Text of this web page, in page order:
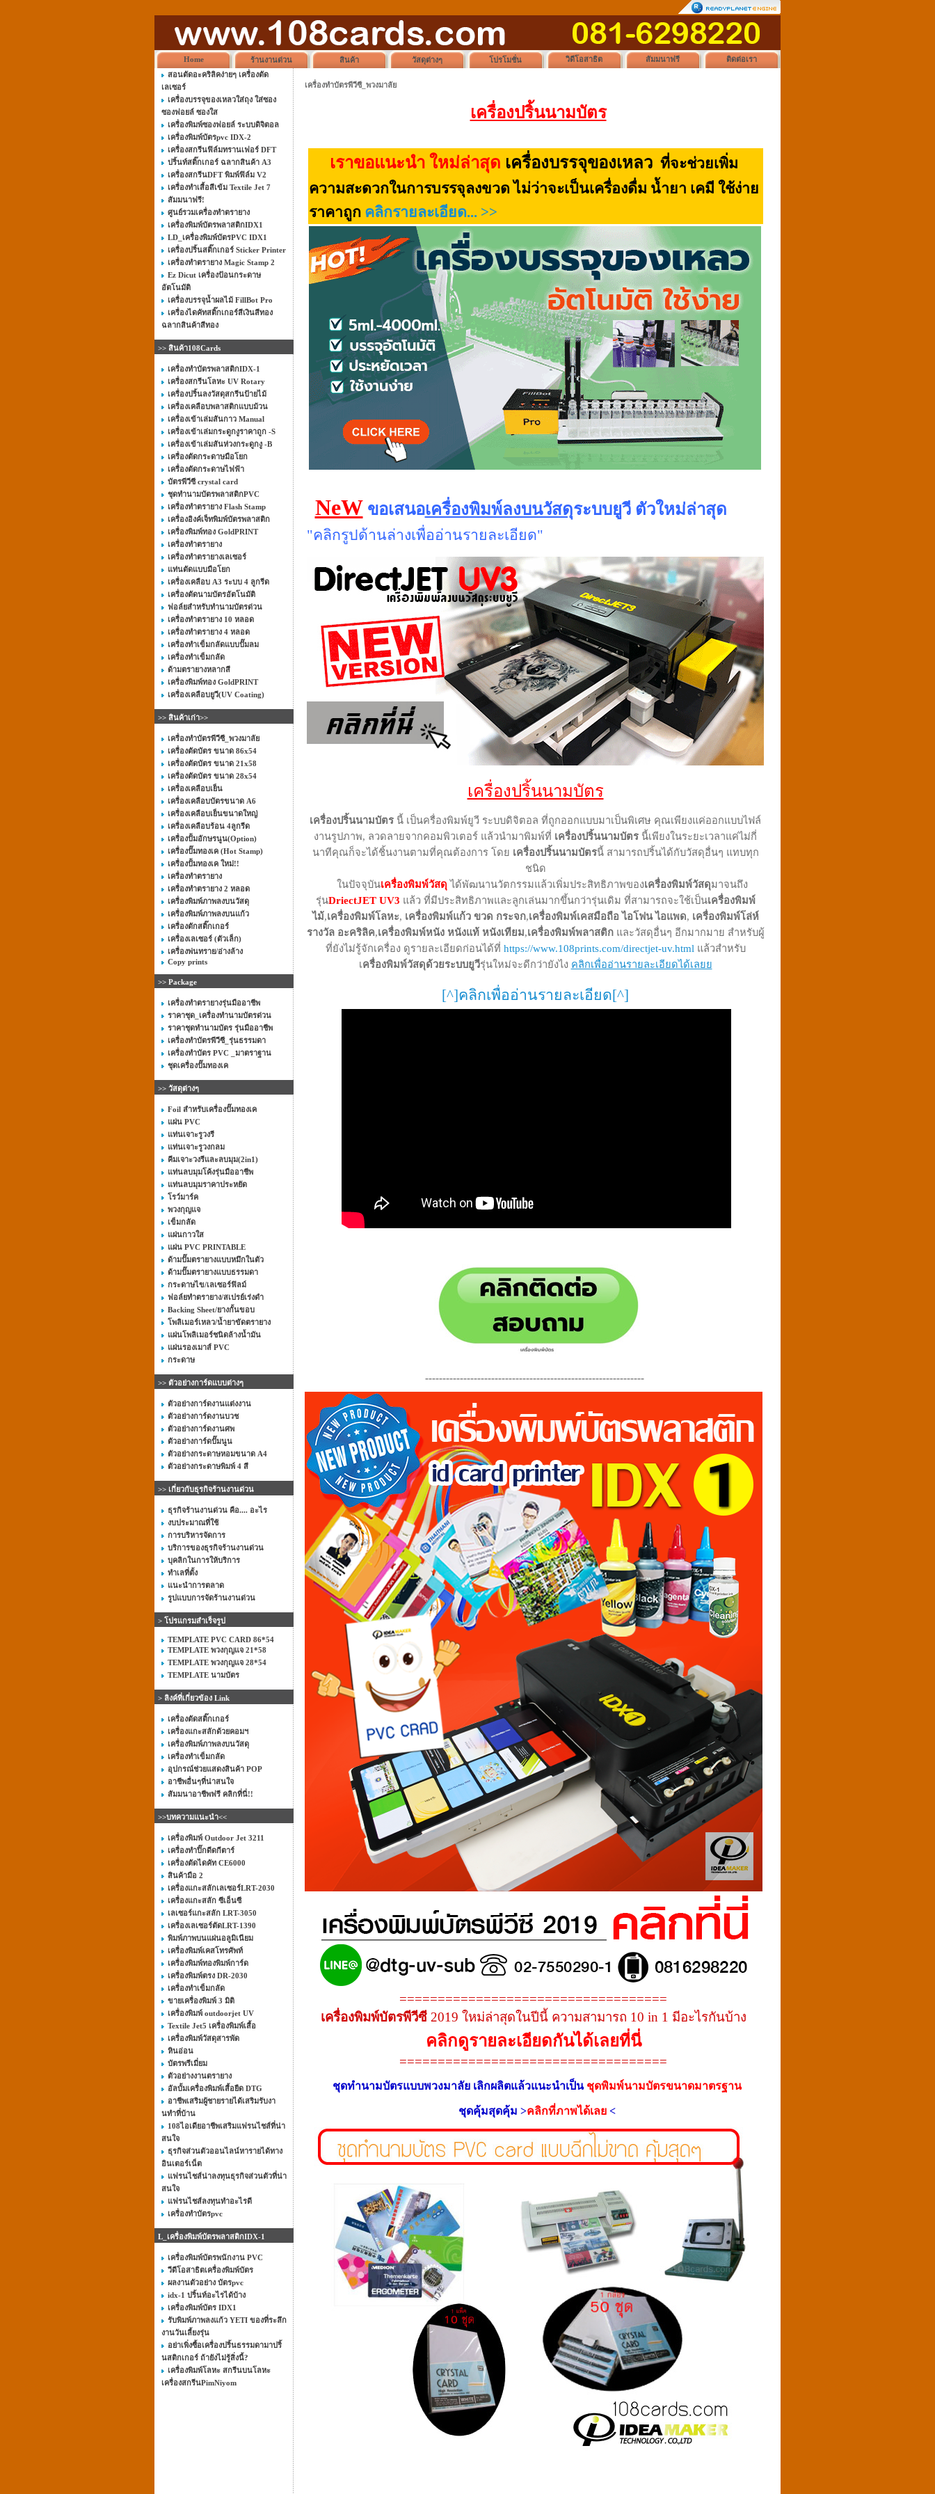
Home ร้านงานด่วน สินค้า วัสดุต่างๆ โปรโมชั่น วิดีโอสาธิต สัมมนาฟรี
ติดต่อเรา
สอนตัดอะคริลิคง่ายๆ เครื่องตัด
เลเซอร์
เครื่องบรรจุของเหลวใส่ถุง ใส่ซอง
ซองฟอยล์ ซองใส
เครื่องพิมพ์ซองฟอยล์ ระบบดิจิตอล
เครื่องพิมพ์บัตรpvc IDX-2
เครื่องสกรีนฟิล์มทรานเฟอร์ DFT
ปริ้นท์สติ๊กเกอร์ ฉลากสินค้า A3
เครื่องสกรีนDFT พิมพ์ฟิล์ม V2
เครื่องทำเสื้อสีเข้ม Textile Jet 7
สัมมนาฟรี!
ศูนย์รวมเครื่องทำตรายาง
เครื่องพิมพ์บัตรพลาสติกIDX1
LD_เครื่องพิมพ์บัตรPVC IDX1
เครื่องปริ้นสติ๊กเกอร์ Sticker Printer
เครื่องทำตรายาง Magic Stamp 2
Ez Dicut เครื่องป้อนกระดาษ
อัตโนมัติ
เครื่องบรรจุน้ำผลไม้ FillBot Pro
เครื่องไดคัทสติ๊กเกอร์สีเงินสีทอง
ฉลากสินค้าสีทอง
>> สินค้า108Cards
เครื่องทำบัตรพลาสติกIDX-1
เครื่องสกรีนโลหะ UV Rotary
เครื่องปริ้นลงวัสดุสกรีนป้ายไม้
เครื่องเคลือบพลาสติกแบบม้วน
เครื่องเข้าเล่มสันกาว Manual
เครื่องเข้าเล่มกระดูกงูราคาถูก -S
เครื่องเข้าเล่มสันห่วงกระดูกงู -B
เครื่องตัดกระดาษมือโยก
เครื่องตัดกระดาษไฟฟ้า
บัตรพีวีซี crystal card
ชุดทำนามบัตรพลาสติกPVC
เครื่องทำตรายาง Flash Stamp
เครื่องอิงค์เจ็ทพิมพ์บัตรพลาสติก
เครื่องพิมพ์ทอง GoldPRINT
เครื่องทำตรายาง
เครื่องทำตรายางเลเซอร์
แท่นตัดแบบมือโยก
เครื่องเคลือบ A3 ระบบ 4 ลูกรีด
เครื่องตัดนามบัตรอัตโนมัติ
ฟอล์ยสำหรับทำนามบัตรด่วน
เครื่องทำตรายาง 10 หลอด
เครื่องทำตรายาง 4 หลอด
เครื่องทำเข็มกลัดแบบปั๊มลม
เครื่องทำเข็มกลัด
ด้ามตรายางหลากสี
เครื่องพิมพ์ทอง GoldPRINT
เครื่องเคลือบยูวี(UV Coating)
>> สินค้าเก่า>>
เครื่องทำบัตรพีวีซี_พวงมาลัย
เครื่องตัดบัตร ขนาด 86x54
เครื่องตัดบัตร ขนาด 21x58
เครื่องตัดบัตร ขนาด 28x54
เครื่องเคลือบเย็น
เครื่องเคลือบบัตรขนาด A6
เครื่องเคลือบเย็นขนาดใหญ่
เครื่องเคลือบร้อน 4ลูกรีด
เครื่องปั้มอักษรนูน(Option)
เครื่องปั๊มทองเค (Hot Stamp)
เครื่องปั้มทองเค ใหม่!!
เครื่องทำตรายาง
เครื่องทำตรายาง 2 หลอด
เครื่องพิมพ์ภาพลงบนวัสดุ
เครื่องพิมพ์ภาพลงบนแก้ว
เครื่องตักสติ๊กเกอร์
เครื่องเลเซอร์ (ตัวเล็ก)
เครื่องพ่นทราย/อ่างล้าง
Copy prints
>> Package
เครื่องทำตรายางรุ่นมืออาชีพ
ราคาชุด_เครื่องทำนามบัตรด่วน
ราคาชุดทำนามบัตร รุ่นมืออาชีพ
เครื่องทำบัตรพีวีซี_รุ่นธรรมดา
เครื่องทำบัตร PVC _มาตราฐาน
ชุดเครื่องปั๊มทองเค
>> วัสดุต่างๆ
Foil สำหรับเครื่องปั๊มทองเค
แผ่น PVC
แท่นเจาะรูวงรี
แท่นเจาะรูวงกลม
คีมเจาะวงรีและลบมุม(2in1)
แท่นลบมุมโค้งรุ่นมืออาชีพ
แท่นลบมุมราคาประหยัด
โรว์มาร์ค
พวงกุญแจ
เข็มกลัด
แผ่นกาวใส
แผ่น PVC PRINTABLE
ด้ามปั๊มตรายางแบบหมึกในตัว
ด้ามปั๊มตรายางแบบธรรมดา
กระดาษไข/เลเซอร์ฟิลม์
ฟอล์ยทำตรายาง/สเปรย์เร่งดำ
Backing Sheet/ยางกั้นขอบ
โพลิเมอร์เหลว/น้ำยาขัดตรายาง
แผ่นโพลิเมอร์ชนิดล้างน้ำมัน
แผ่นรองเมาส์ PVC
กระดาษ
>> ตัวอย่างการ์ดแบบต่างๆ
ตัวอย่างการ์ดงานแต่งงาน
ตัวอย่างการ์ดงานบวช
ตัวอย่างการ์ดงานศพ
ตัวอย่างการ์ดปั๊มนูน
ตัวอย่างกระดาษหอมขนาด A4
ตัวอย่างกระดาษพิมพ์ 4 สี
>> เกี่ยวกับธุรกิจร้านงานด่วน
ธุรกิจร้านงานด่วน คือ.... อะไร
งบประมาณที่ใช้
การบริหารจัดการ
บริการของธุรกิจร้านงานด่วน
บุคลิกในการให้บริการ
ทำเลที่ตั้ง
แนะนำการตลาด
รูปแบบการจัดร้านงานด่วน
> โปรแกรมสำเร็จรูป
TEMPLATE PVC CARD 86*54
TEMPLATE พวงกุญแจ 21*58
TEMPLATE พวงกุญแจ 28*54
TEMPLATE นามบัตร
> ลิงค์ที่เกี่ยวข้อง Link
เครื่องตัดสติ๊กเกอร์
เครื่องแกะสลักด้วยคอมฯ
เครื่องพิมพ์ภาพลงบนวัสดุ
เครื่องทำเข็มกลัด
อุปกรณ์ช่วยแสดงสินค้า POP
อาชีพอื่นๆที่น่าสนใจ
สัมมนาอาชีพฟรี คลิกที่นี่!!
>>บทความแนะนำ<<
เครื่องพิมพ์ Outdoor Jet 3211
เครื่องทำปิ๊กดีดกีตาร์
เครื่องตัดไดคัท CE6000
สินค้ามือ 2
เครื่องแกะสลักเลเซอร์LRT-2030
เครื่องแกะสลัก ซีเอ็นซี
เลเซอร์แกะสลัก LRT-3050
เครื่องเลเซอร์ตัดLRT-1390
พิมพ์ภาพบนแผ่นอลูมิเนียม
เครื่องพิมพ์เคสโทรศัพท์
เครื่องพิมพ์ทองพิมพ์การ์ด
เครื่องพิมพ์ตรง DR-2030
เครื่องทำเข็มกลัด
ขายเครื่องพิมพ์ 3 มิติ
เครื่องพิมพ์ outdoorjet UV
Textile Jet5 เครื่องพิมพ์เสื้อ
เครื่องพิมพ์วัสดุสารพัด
หินอ่อน
บัตรพรีเมี่ยม
ตัวอย่างงานตรายาง
อัลบั้มเครื่องพิมพ์เสื้อยืด DTG
อาชีพเสริมผู้ชายรายได้เสริมรับงา
นทําที่บ้าน
108ไอเดียอาชีพเสริมแฟรนไชส์ที่น่า
สนใจ
ธุรกิจส่วนตัวออนไลน์หารายได้ทาง
อินเตอร์เน็ต
แฟรนไชส์น่าลงทุนธุรกิจส่วนตัวที่น่า
สนใจ
แฟรนไชส์ลงทุนทําอะไรดี
เครื่องทำบัตรpvc
L_เครื่องพิมพ์บัตรพลาสติกIDX-1
เครื่องพิมพ์บัตรพนักงาน PVC
วีดีโอสาธิตเครื่องพิมพ์บัตร
ผลงานตัวอย่าง บัตรpvc
idx-1 ปริ้นท์อะไรได้บ้าง
เครื่องพิมพ์บัตร IDX1
รับพิมพ์ภาพลงแก้ว YETI ของที่ระลึก
งานวันเลี้ยงรุ่น
อย่าเพิ่งซื้อเครื่องปริ้นธรรมดามาปริ้
นสติกเกอร์ ถ้ายังไม่รู้สิ่งนี้?
เครื่องพิมพ์โลหะ สกรีนบนโลหะ
เครื่องสกรีนPimNiyom
เครื่องทำบัตรพีวีซี_พวงมาลัย
เครื่องปริ้นนามบัตร
เราขอแนะนำ ใหม่ล่าสุด เครื่องบรรจุของเหลว ที่จะช่วยเพิ่ม
ความสะดวกในการบรรจุลงขวด ไม่ว่าจะเป็นเครื่องดื่ม น้ำยา เคมี ใช้ง่าย
ราคาถูก คลิกรายละเอียด... >>
NeW ขอเสนอเครื่องพิมพ์ลงบนวัสดุระบบยูวี ตัวใหม่ล่าสุด
"คลิกรูปด้านล่างเพื่ออ่านรายละเอียด"
เครื่องปริ้นนามบัตร
เครื่องปริ้นนามบัตร นี้ เป็นครื่องพิมพ์ยูวี ระบบดิจิตอล ที่ถูกออกแบบมาเป็นพิเศษ คุณเพียงแค่ออกแบบไฟล์
งานรูปภาพ, ลวดลายจากคอมพิวเตอร์ แล้วนำมาพิมพ์ที่ เครื่องปริ้นนามบัตร นี้เพียงในระยะเวลาแค่ไม่กี่
นาทีคุณก็จะได้ชิ้นงานตามที่คุณต้องการ โดย เครื่องปริ้นนามบัตรนี้ สามารถปริ้นได้กับวัสดุอื่นๆ แทบทุก
ชนิด
ในปัจจุบันเครื่องพิมพ์วัสดุได้พัฒนานวัตกรรมแล้วเพิ่มประสิทธิภาพของเครื่องพิมพ์วัสดุมาจนถึง
รุ่นDriectJET UV3 แล้ว ที่มีประสิทธิภาพและลูกเล่นมากขึ้นกว่ารุ่นเดิม ที่สามารถจะใช้เป็นเครื่องพิมพ์
ไม้,เครื่องพิมพ์โลหะ, เครื่องพิมพ์แก้ว ขวด กระจก,เครื่องพิมพ์เคสมือถือ ไอโฟน ไอแพด, เครื่องพิมพ์โล่ห์
รางวัล อะคริลิค,เครื่องพิมพ์หนัง หนังแท้ หนังเทียม,เครื่องพิมพ์พลาสติกและวัสดุอื่นๆ อีกมากมาย สำหรับผู้
ที่ยังไม่รู้จักเครื่อง ดูรายละเอียดก่อนได้ที่ https://www.108prints.com/directjet-uv.html แล้วสำหรับ
เครื่องพิมพ์วัสดุด้วยระบบยูวีรุ่นใหม่จะดีกว่ายังไง คลิกเพื่ออ่านรายละเอียดได้เลยย
[^]คลิกเพื่ออ่านรายละเอียด[^]
---------------------------------------------------------------
===================================
เครื่องพิมพ์บัตรพีวีซี 2019 ใหม่ล่าสุดในปีนี้ ความสามารถ 10 in 1 มีอะไรกันบ้าง
คลิกดูรายละเอียดกันได้เลยที่นี่
===================================
ชุดทำนามบัตรแบบพวงมาลัย เลิกผลิตแล้วแนะนำเป็น ชุดพิมพ์นามบัตรขนาดมาตรฐาน
ชุดคุ้มสุดคุ้ม >คลิกที่ภาพได้เลย <